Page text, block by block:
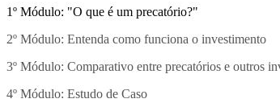
1º Módulo: "O que é um precatório?"
2º Módulo: Entenda como funciona o investimento
3º Módulo: Comparativo entre precatórios e outros
4º Módulo: Estudo de Caso